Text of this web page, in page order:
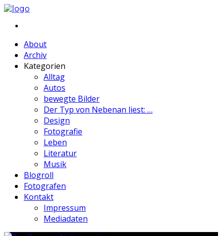
About
Archiv
Kategorien
Alltag
Autos
bewegte Bilder
Der Typ von Nebenan liest: …
Design
Fotografie
Leben
Literatur
Musik
Blogroll
Fotografen
Kontakt
Impressum
Mediadaten